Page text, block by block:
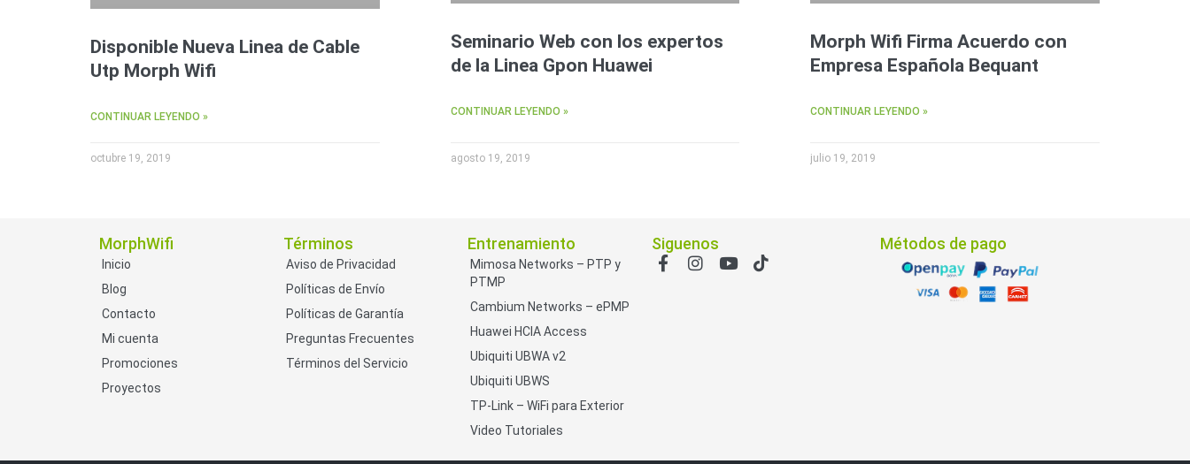
Disponible Nueva Linea de Cable
Utp Morph Wifi
CONTINUAR LEYENDO »
octubre 19, 2019
Seminario Web con los expertos
de la Linea Gpon Huawei
CONTINUAR LEYENDO »
agosto 19, 2019
Morph Wifi Firma Acuerdo con
Empresa Española Bequant
CONTINUAR LEYENDO »
julio 19, 2019
MorphWifi
Inicio
Blog
Contacto
Mi cuenta
Promociones
Proyectos
Términos
Aviso de Privacidad
Políticas de Envío
Políticas de Garantía
Preguntas Frecuentes
Términos del Servicio
Entrenamiento
Mimosa Networks – PTP y
PTMP
Cambium Networks – ePMP
Huawei HCIA Access
Ubiquiti UBWA v2
Ubiquiti UBWS
TP-Link – WiFi para Exterior
Video Tutoriales
Siguenos Métodos de pago